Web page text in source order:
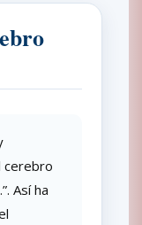
cerebro
Así ha